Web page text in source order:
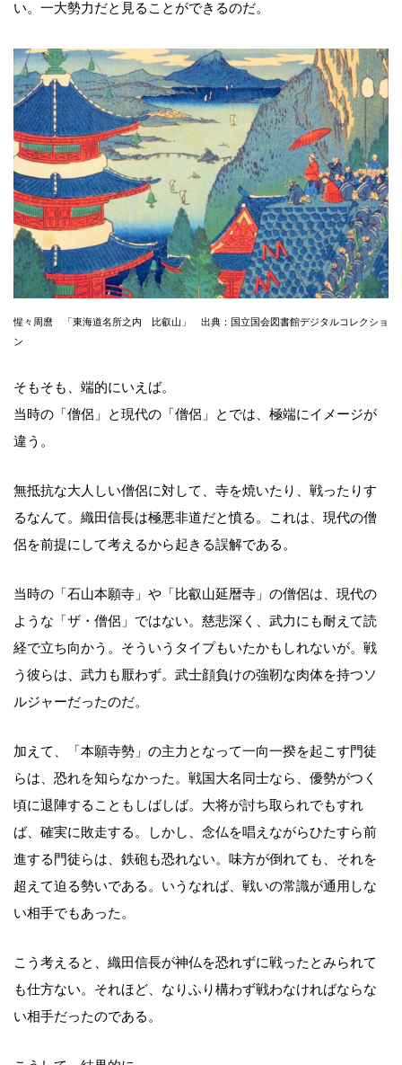
い。一大勢力だと見ることができるのだ。
惺々周麿 「東海道名所之内 比叡山」 出典：国立国会図書館デジタルコレクショ
ン
そもそも、端的にいえば。
当時の「僧侶」と現代の「僧侶」とでは、極端にイメージが
違う。
無抵抗な大人しい僧侶に対して、寺を焼いたり、戦ったりす
るなんて。織田信長は極悪非道だと憤る。これは、現代の僧
侶を前提にして考えるから起きる誤解である。
当時の「石山本願寺」や「比叡山延暦寺」の僧侶は、現代の
ような「ザ・僧侶」ではない。慈悲深く、武力にも耐えて読
経で立ち向かう。そういうタイプもいたかもしれないが。戦
う彼らは、武力も厭わず。武士顔負けの強靭な肉体を持つソ
ルジャーだったのだ。
加えて、「本願寺勢」の主力となって一向一揆を起こす門徒
らは、恐れを知らなかった。戦国大名同士なら、優勢がつく
頃に退陣することもしばしば。大将が討ち取られでもすれ
ば、確実に敗走する。しかし、念仏を唱えながらひたすら前
進する門徒らは、鉄砲も恐れない。味方が倒れても、それを
超えて迫る勢いである。いうなれば、戦いの常識が通用しな
い相手でもあった。
こう考えると、織田信長が神仏を恐れずに戦ったとみられて
も仕方ない。それほど、なりふり構わず戦わなければならな
い相手だったのである。